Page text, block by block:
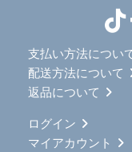
支払い方法につい
配送方法について
返品について
ログイン
マイアカウント